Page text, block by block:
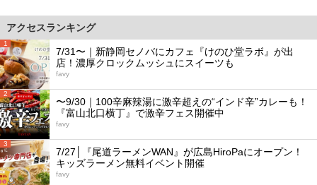
アクセスランキング
1
7/31〜｜新静岡セノバにカフェ『けのひ堂ラボ』が出
店！濃厚クロックムッシュにスイーツも
favy
2
〜9/30｜100辛麻辣湯に激辛超えの“インド辛”カレーも！
『富山北口横丁』で激辛フェス開催中
favy
3
7/27│『尾道ラーメンWAN』が広島HiroPaにオープン！
キッズラーメン無料イベント開催
favy